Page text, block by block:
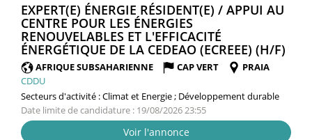
EXPERT(E) ÉNERGIE RÉSIDENT(E) / APPUI AU
CENTRE POUR LES ÉNERGIES
RENOUVELABLES ET L'EFFICACITÉ
ÉNERGÉTIQUE DE LA CEDEAO (ECREEE) (H/F)
AFRIQUE SUBSAHARIENNE CAP VERT
PRAIA
CDDU
Secteurs d'activité :Climat et Energie ; Développement durable
Date limite de candidature : 19/08/2026 23:55
Voir l'annonce